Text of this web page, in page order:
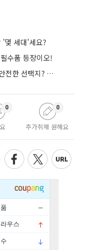
몇 세대'세요?
수품 등장이오!
이것저것 '다 되는' 스트레이 키즈⋯"안전한 선택지? 도전이 재밌죠"
0
추가취재 원해요
0